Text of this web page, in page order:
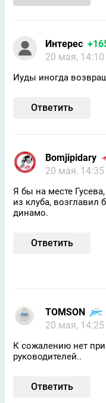
Интерес
20 мая, 14:10
Иуды иногда
Ответить
Bomjipidary
20 мая, 14:35
Я бы на месте
из клуба, возглавил
динамо.
Ответить
TOMSON
20 мая, 14:25
К сожалению нет
руководителей..
Ответить